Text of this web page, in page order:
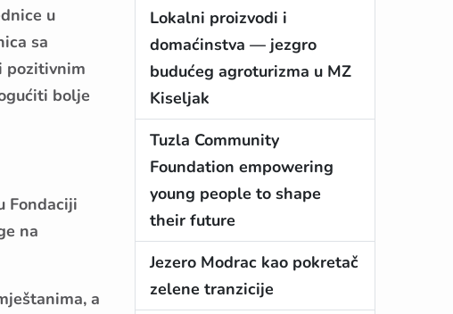
u
sa
pozitivnim
bolje
Fondaciji
na
a
Lokalni proizvodi i
domaćinstva — jezgro
budućeg agroturizma u MZ
Kiseljak
Tuzla Community
Foundation empowering
young people to shape
their future
Jezero Modrac kao pokretač
zelene tranzicije